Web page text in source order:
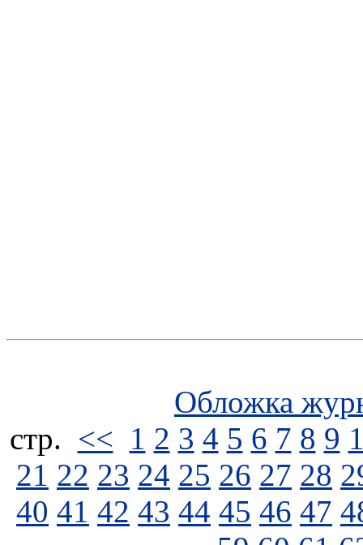
Обложка
стp. << 1 2 3 4 5 6 7 8 9
21 22 23 24 25 26 27 28
40 41 42 43 44 45 46 47